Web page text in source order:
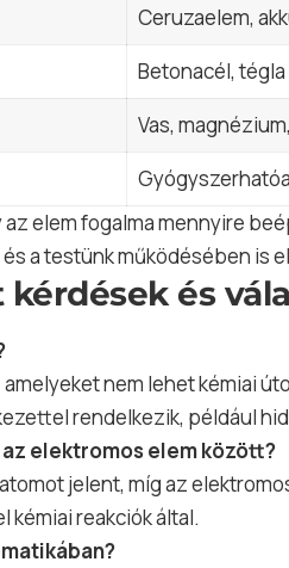
Ceruzaelem,
Betonacél, tégla
Vas, magnézium
az elem fogalma mennyire
a testünk működésében is
és
amelyeket nem lehet kémiai
rendelkezik, például
az elektromos elem között?
jelent, míg az
kémiai reakciók által.